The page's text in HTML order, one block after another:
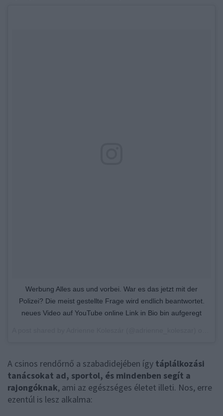
Werbung Alles aus und vorbei. War es das jetzt mit der
Polizei? Die meist gestellte Frage wird endlich beantwortet.
neues Video auf YouTube online Link in Bio bin aufgeregt
A csinos rendőrnő a szabadidejében így táplálkozási
tanácsokat ad, sportol, és mindenben segít a
rajongóknak, ami az egészséges életet illeti. Nos, erre
ezentúl is lesz alkalma: